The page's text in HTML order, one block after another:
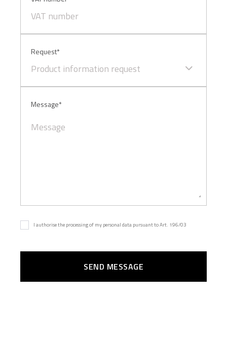
Request*
Product information request
Message*
I authorise the processing of my personal data pursuant to Art. 196/03